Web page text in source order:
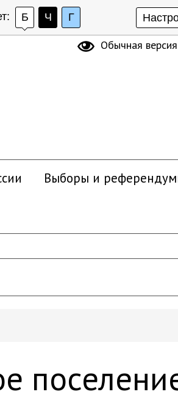
Б Ч Г
Обычная
Выборы и